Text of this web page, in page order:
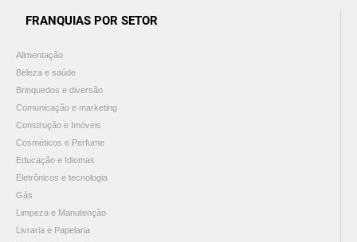
FRANQUIAS POR SETOR
Alimentação
Beleza e saúde
Brinquedos e diversão
Comunicação e marketing
Construção e Imóveis
Cosméticos e Perfume
Educação e Idiomas
Eletrônicos e tecnologia
Gás
Limpeza e Manutenção
Livraria e Papelaria